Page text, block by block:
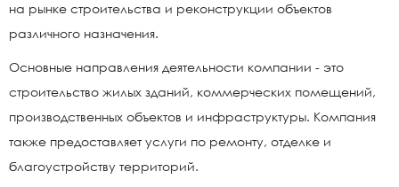
на рынке строительства и реконструкции объектов
различного назначения.
Основные направления деятельности компании - это
строительство жилых зданий, коммерческих помещений,
производственных объектов и инфраструктуры. Компания
также предоставляет услуги по ремонту, отделке и
благоустройству территорий.